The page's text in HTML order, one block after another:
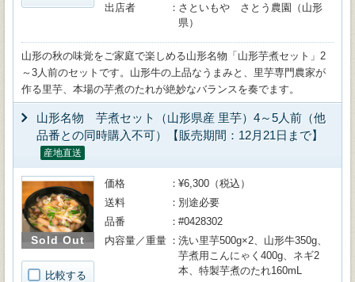
出店者
さといもや さとう農園（山形
県）
山形の秋の味覚をご家庭で楽しめる山形名物「山形芋煮セット」2
～3人前のセットです。山形牛の上品なうまみと、里芋専門農家が
作る里芋、本場の芋煮のたれが絶妙なバランスを奏でます。
山形名物 芋煮セット（山形県産 里芋）4～5人前（他
品番との同時購入不可）【販売期間：12月21日まで】
産地直送
Sold Out
比較する
価格
¥6,300（税込）
送料
別途必要
品番
#0428302
内容量／重量
洗い里芋500g×2、山形牛350g、
芋煮用こんにゃく400g、ネギ2
本、特製芋煮のたれ160mL